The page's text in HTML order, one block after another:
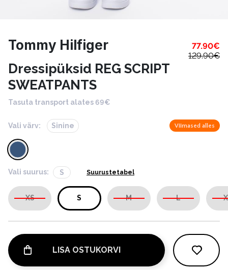
Tommy Hilfiger 77.90€
129.90€
Dressipüksid REG SCRIPT
SWEATPANTS
Tasuta transport alates 69€
Vali värv: Sinine Viimased alles
Vali suurus: S Suurustetabel
XS S M L
LISA OSTUKORVI